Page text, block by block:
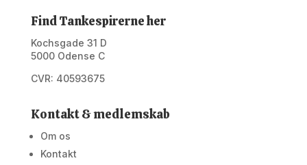
Find Tankespirerne her
Kochsgade 31 D
5000 Odense C
CVR: 40593675
Kontakt & medlemskab
Om os
Kontakt